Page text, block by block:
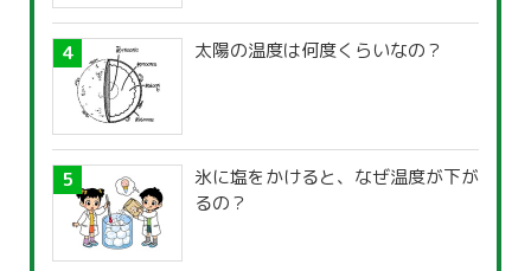
太陽の温度は何度くらいなの？
氷に塩をかけると、なぜ温度が下が
るの？